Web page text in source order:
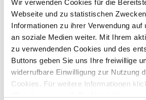
Wir verwenden Cookies für die
Webseite und zu statistischen
Informationen zu ihrer Verwendung auf
an soziale Medien weiter. Mit Ihrem
zu verwendenden Cookies und des
Buttons geben Sie uns Ihre freiwillige
widerrufbare Einwilligung zur Nutzung
Cookies. Für weitere Informationen
"Details anzeigen". Die Möglichkeit zur
Seite 9
„Unkonventionelle
durch Ärzte?